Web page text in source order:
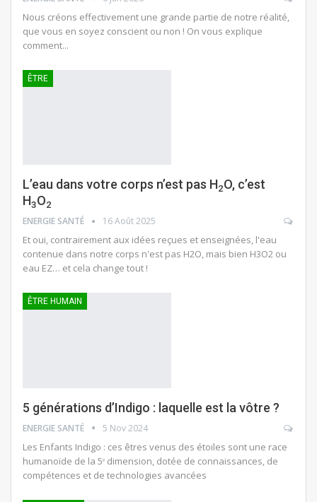
Nous créons effectivement une grande partie de notre réalité,
que vous en soyez conscient ou non ! On vous explique
comment...
ÊTRE
L’eau dans votre corps n’est pas H2O, c’est
H3O2
ENERGIE SANTÉ 16 Août 2025
Et oui, contrairement aux idées reçues et enseignées, l'eau
contenue dans notre corps n'est pas H2O, mais bien H3O2 ou
eau EZ… et cela change tout !
ÊTRE HUMAIN
5 générations d’Indigo : laquelle est la vôtre ?
ENERGIE SANTÉ 5 Nov 2024
Les Enfants Indigo : ces êtres venus des étoiles sont une race
humanoïde de la 5ᵉ dimension, dotée de connaissances, de
compétences et de technologies avancées